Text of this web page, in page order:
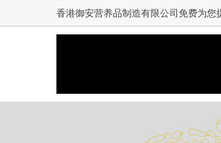
香港御安营养品制造有限公司免费为您